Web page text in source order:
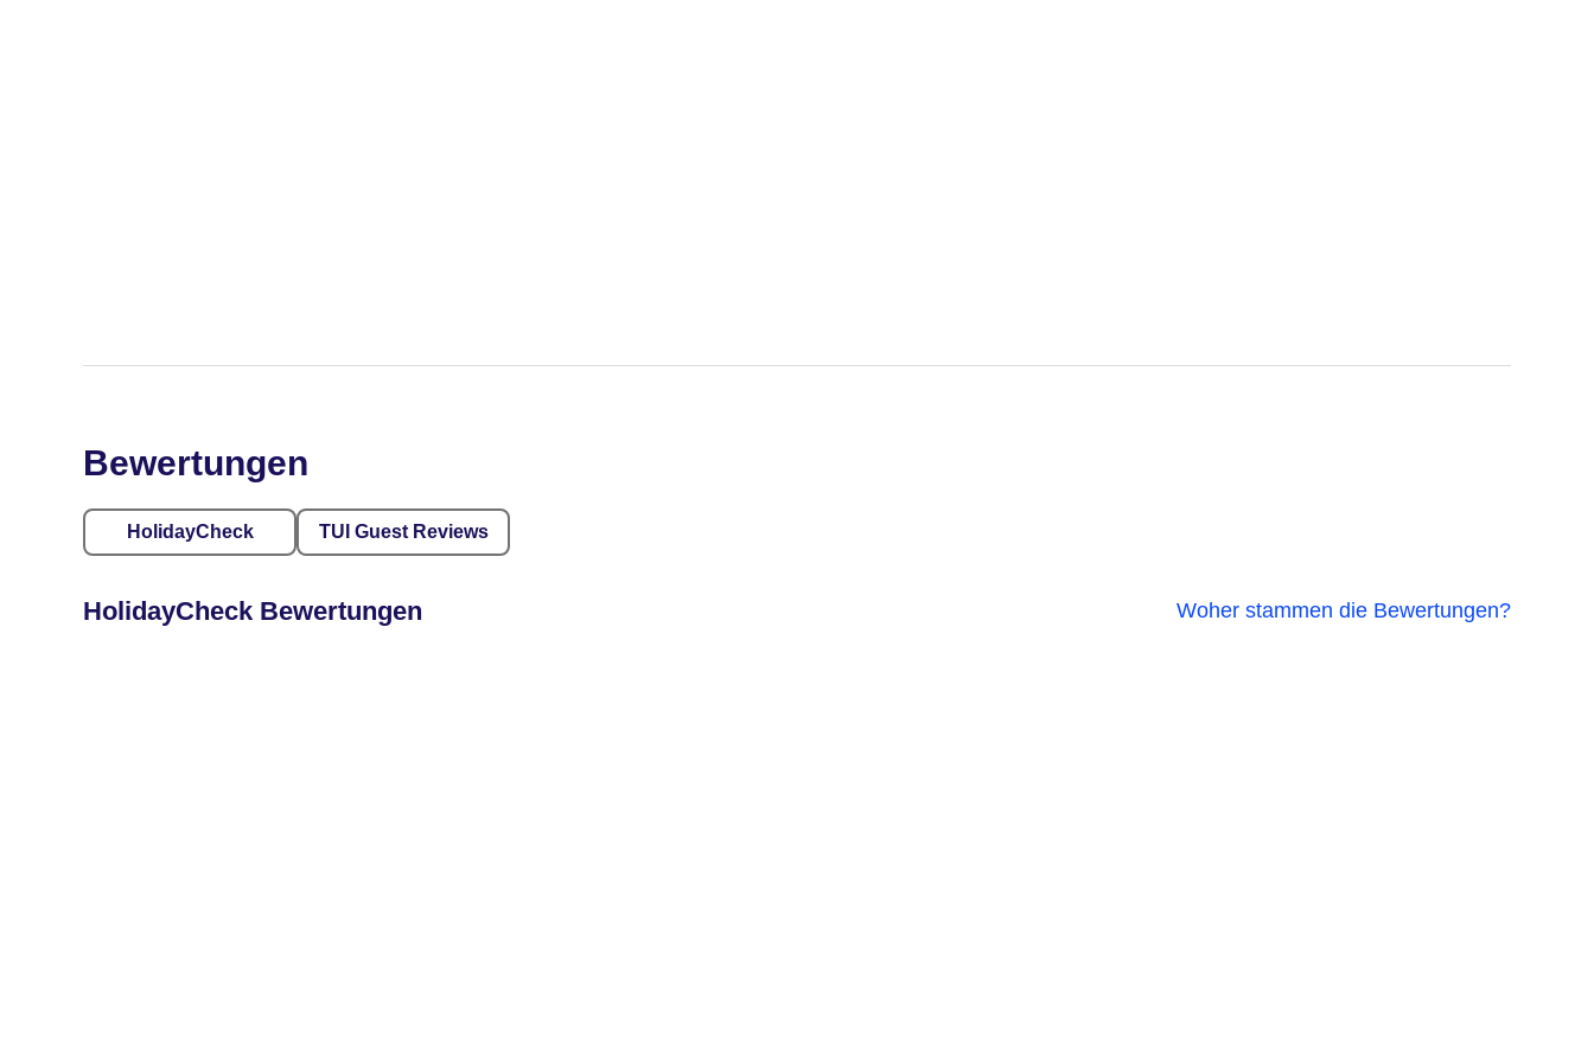
Bewertungen
HolidayCheck TUI Guest Reviews
HolidayCheck Bewertungen Woher stammen die Bewertungen?